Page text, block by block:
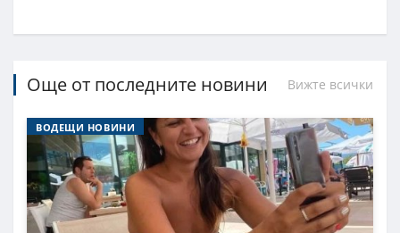
Още от последните новини Вижте всички
ВОДЕЩИ НОВИНИ